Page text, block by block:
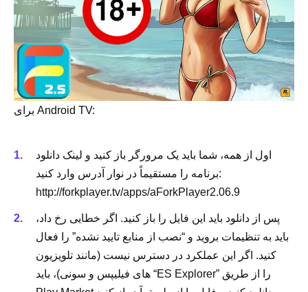
برای Android TV:
اول از همه، شما باید یک مرورگر باز کنید و لینک دانلود
برنامه را مستقیماً در نوار آدرس وارد کنید:
http://forkplayer.tv/apps/aForkPlayer2.06.9
پس از دانلود باید این فایل را باز کنید. اگر خطایی رخ داد،
باید به تنظیمات بروید و “نصب از منابع تایید نشده” را فعال
کنید. اگر این عملکرد در دسترس نیست (مانند تلویزیون
های فیلیپس و سونی)، باید “ES Explorer” را از طریق